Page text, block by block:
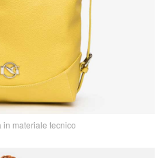
in materiale tecnico